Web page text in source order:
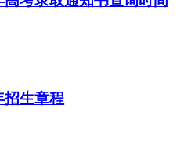
招生章程